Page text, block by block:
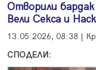
Отворили
Вели Секса и
13.05.2026, 08:38 |
СПОДЕЛИ: